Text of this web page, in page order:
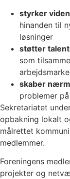
styrker viden
hinanden til
løsninger
støtter
som
skaber
problemer
Sekretariatet
opbakning lokalt
målrettet
medlemmer.
Foreningens
projekter og